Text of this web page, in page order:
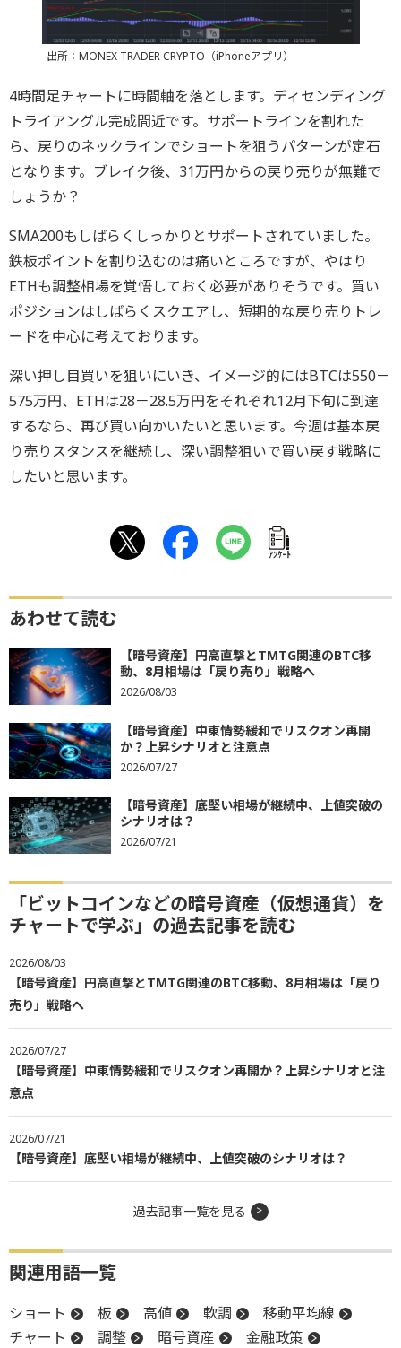
出所：MONEX TRADER CRYPTO（iPhoneアプリ）
4時間足チャートに時間軸を落とします。ディセンディング
トライアングル完成間近です。サポートラインを割れた
ら、戻りのネックラインでショートを狙うパターンが定石
となります。ブレイク後、31万円からの戻り売りが無難で
しょうか？
SMA200もしばらくしっかりとサポートされていました。
鉄板ポイントを割り込むのは痛いところですが、やはり
ETHも調整相場を覚悟しておく必要がありそうです。買い
ポジションはしばらくスクエアし、短期的な戻り売りトレ
ードを中心に考えております。
深い押し目買いを狙いにいき、イメージ的にはBTCは550－
575万円、ETHは28－28.5万円をそれぞれ12月下旬に到達
するなら、再び買い向かいたいと思います。今週は基本戻
り売りスタンスを継続し、深い調整狙いで買い戻す戦略に
したいと思います。
ｱﾝｹｰﾄ
あわせて読む
【暗号資産】円高直撃とTMTG関連のBTC移
動、8月相場は「戻り売り」戦略へ
2026/08/03
【暗号資産】中東情勢緩和でリスクオン再開
か？上昇シナリオと注意点
2026/07/27
【暗号資産】底堅い相場が継続中、上値突破の
シナリオは？
2026/07/21
「ビットコインなどの暗号資産（仮想通貨）を
チャートで学ぶ」の過去記事を読む
2026/08/03
【暗号資産】円高直撃とTMTG関連のBTC移動、8月相場は「戻り
売り」戦略へ
2026/07/27
【暗号資産】中東情勢緩和でリスクオン再開か？上昇シナリオと注
意点
2026/07/21
【暗号資産】底堅い相場が継続中、上値突破のシナリオは？
過去記事一覧を見る
関連用語一覧
ショート 板 高値 軟調
移動平均線
チャート
調整 暗号資産
金融政策